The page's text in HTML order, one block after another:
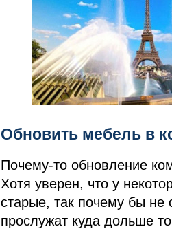
Обновить мебель в
Почему-то обновление
Хотя уверен, что у
старые, так почему бы не
прослужат куда дольше